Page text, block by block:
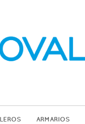
ARMARIOS